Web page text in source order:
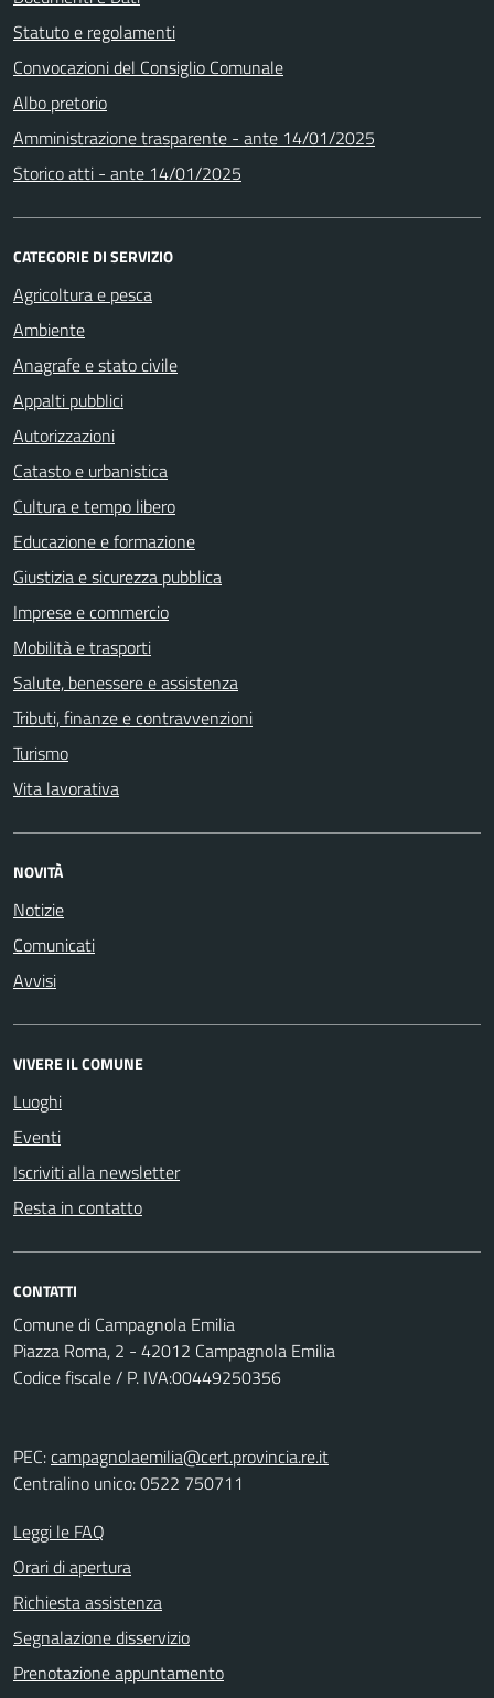
Statuto e regolamenti
Convocazioni del Consiglio Comunale
Albo pretorio
Amministrazione trasparente - ante 14/01/2025
Storico atti - ante 14/01/2025
CATEGORIE DI SERVIZIO
Agricoltura e pesca
Ambiente
Anagrafe e stato civile
Appalti pubblici
Autorizzazioni
Catasto e urbanistica
Cultura e tempo libero
Educazione e formazione
Giustizia e sicurezza pubblica
Imprese e commercio
Mobilità e trasporti
Salute, benessere e assistenza
Tributi, finanze e contravvenzioni
Turismo
Vita lavorativa
NOVITÀ
Notizie
Comunicati
Avvisi
VIVERE IL COMUNE
Luoghi
Eventi
Iscriviti alla newsletter
Resta in contatto
CONTATTI
Comune di Campagnola Emilia
Piazza Roma, 2 - 42012 Campagnola Emilia
Codice fiscale / P. IVA:00449250356
PEC:campagnolaemilia@cert.provincia.re.it
Centralino unico: 0522 750711
Leggi le FAQ
Orari di apertura
Richiesta assistenza
Segnalazione disservizio
Prenotazione appuntamento